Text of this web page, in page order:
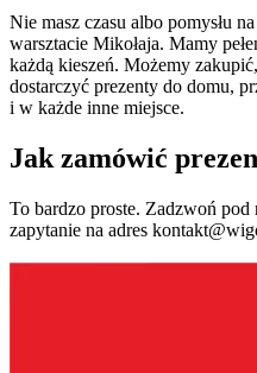
Nie masz czasu albo pomysłu
warsztacie Mikołaja. Mamy
każdą kieszeń. Możemy
dostarczyć prezenty do domu,
i w każde inne miejsce.
Jak zamówić
To bardzo proste. Zadzwoń
zapytanie na adres